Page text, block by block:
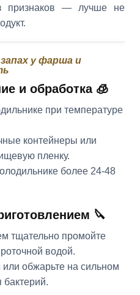
признаков — лучше не
у фарша и
и обработка 🧊
при температуре
контейнеры или
пленку.
более 24-48
🔪
тщательно промойте
водой.
или обжарьте на сильном
бактерий.